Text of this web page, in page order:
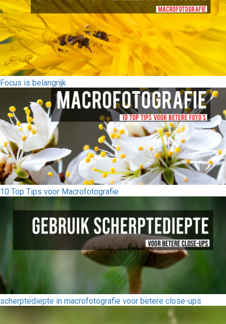
Focus is belangrijk
10 Top Tips voor Macrofotografie
scherptediepte in macrofotografie voor betere close-ups